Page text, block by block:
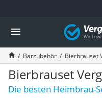
Die beliebtesten Vergleiche
Haushalt
Wassersprudler
Zentralstaubsauger
Brotbackautomat
Wischroboter
Wäschespinne
Vergleich
Barzubehör Bierbrauset
Bierbrauset
Die besten Heimbrau-